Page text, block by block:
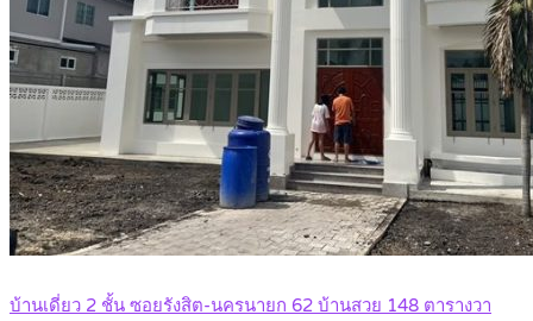
บ้านเดี่ยว 2 ชั้น ซอยรังสิต-นครนายก 62 บ้านสวย 148 ตารางวา